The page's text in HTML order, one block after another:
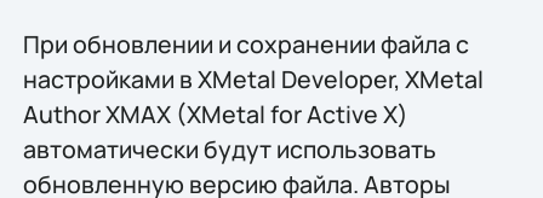
При обновлении и сохранении файла с
настройками в XMetal Developer, XMetal
Author XMAX (XMetal for Active X)
автоматически будут использовать
обновленную версию файла. Авторы